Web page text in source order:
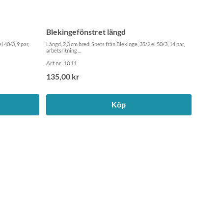
40/3, 9 par,
Blekingefönstret längd
Längd, 2,3 cm bred, Spets från Blekinge, 35/2 el 50/3, 14 par,
arbetsritning ...
Art nr. 1011
135,00 kr
Köp